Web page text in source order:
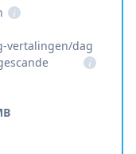
i
vertalingen/dag
i